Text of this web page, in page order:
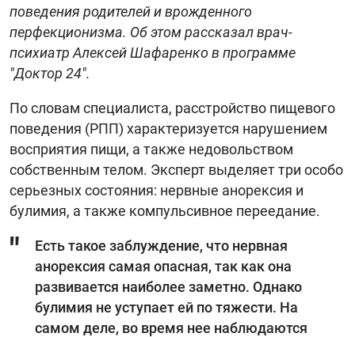
поведения родителей и врожденного
перфекционизма. Об этом рассказал врач-
психиатр Алексей Шафаренко в программе
"Доктор 24".
По словам специалиста, расстройство пищевого
поведения (РПП) характеризуется нарушением
восприятия пищи, а также недовольством
собственным телом. Эксперт выделяет три особо
серьезных состояния: нервные анорексия и
булимия, а также компульсивное переедание.
Есть такое заблуждение, что нервная
анорексия самая опасная, так как она
развивается наиболее заметно. Однако
булимия не уступает ей по тяжести. На
самом деле, во время нее наблюдаются